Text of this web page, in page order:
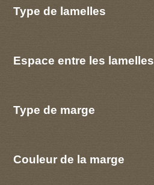
Type de lamelles
Espace entre les lamelles
Type de marge
Couleur de la marge